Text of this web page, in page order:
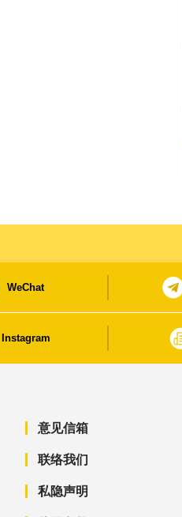
WeChat
Instagram
意见信箱
联络我们
私隐声明